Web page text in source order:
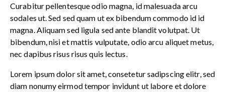
Curabitur pellentesque odio magna, id malesuada arcu
sodales ut. Sed sed quam ut ex bibendum commodo id id
magna. Aliquam sed ligula sed ante blandit volutpat. Ut
bibendum, nisi et mattis vulputate, odio arcu aliquet metus,
nec dapibus risus risus quis lectus.
Lorem ipsum dolor sit amet, consetetur sadipscing elitr, sed
diam nonumy eirmod tempor invidunt ut labore et dolore